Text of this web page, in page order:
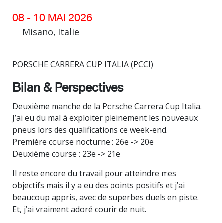
08 - 10 MAI 2026
Misano, Italie
PORSCHE CARRERA CUP ITALIA (PCCI)
Bilan & Perspectives
Deuxième manche de la Porsche Carrera Cup Italia.
J’ai eu du mal à exploiter pleinement les nouveaux
pneus lors des qualifications ce week-end.
Première course nocturne : 26e -> 20e
Deuxième course : 23e -> 21e
Il reste encore du travail pour atteindre mes
objectifs mais il y a eu des points positifs et j’ai
beaucoup appris, avec de superbes duels en piste.
Et, j’ai vraiment adoré courir de nuit.